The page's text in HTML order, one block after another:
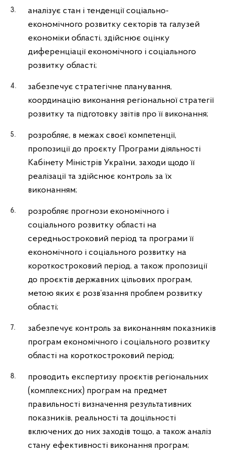
аналізує стан і тенденції соціально-
економічного розвитку секторів та галузей
економіки області, здійснює оцінку
диференціації економічного і соціального
розвитку області;
забезпечує стратегічне планування,
координацію виконання регіональної стратегії
розвитку та підготовку звітів про її виконання;
розробляє, в межах своєї компетенції,
пропозиції до проєкту Програми діяльності
Кабінету Міністрів України, заходи щодо її
реалізації та здійснює контроль за їх
виконанням;
розробляє прогнози економічного і
соціального розвитку області на
середньостроковий період та програми її
економічного і соціального розвитку на
короткостроковий період, а також пропозиції
до проєктів державних цільових програм,
метою яких є розв’язання проблем розвитку
області;
забезпечує контроль за виконанням показників
програм економічного і соціального розвитку
області на короткостроковий період;
проводить експертизу проєктів регіональних
(комплексних) програм на предмет
правильності визначення результативних
показників, реальності та доцільності
включених до них заходів тощо, а також аналіз
стану ефективності виконання програм;